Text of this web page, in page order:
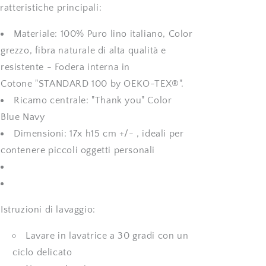
principali:
Materiale: 100% Puro lino italiano, Color
grezzo, fibra naturale di alta qualità e
resistente - Fodera interna in
Cotone "STANDARD 100 by OEKO-TEX®".
Ricamo centrale: "Thank you" Color
Blue Navy
Dimensioni: 17x h15 cm +/- , ideali per
contenere piccoli oggetti personali
Istruzioni di lavaggio:
Lavare in lavatrice a 30 gradi con un
ciclo delicato